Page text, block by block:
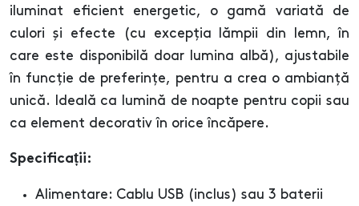
iluminat eficient energetic, o gamă variată de
culori și efecte (cu excepția lămpii din lemn, în
care este disponibilă doar lumina albă), ajustabile
în funcție de preferințe, pentru a crea o ambianță
unică. Ideală ca lumină de noapte pentru copii sau
ca element decorativ în orice încăpere.
Specificații:
Alimentare: Cablu USB (inclus) sau 3 baterii